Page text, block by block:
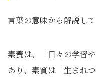
言葉の意味から解説して
素養は、「日々の学習
あり、素質は「生まれ